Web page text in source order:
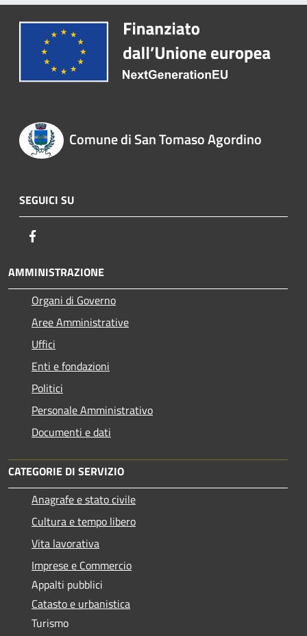
Comune di San Tomaso Agordino
SEGUICI SU
AMMINISTRAZIONE
Organi di Governo
Aree Amministrative
Uffici
Enti e fondazioni
Politici
Personale Amministrativo
Documenti e dati
CATEGORIE DI SERVIZIO
Anagrafe e stato civile
Cultura e tempo libero
Vita lavorativa
Imprese e Commercio
Appalti pubblici
Catasto e urbanistica
Turismo